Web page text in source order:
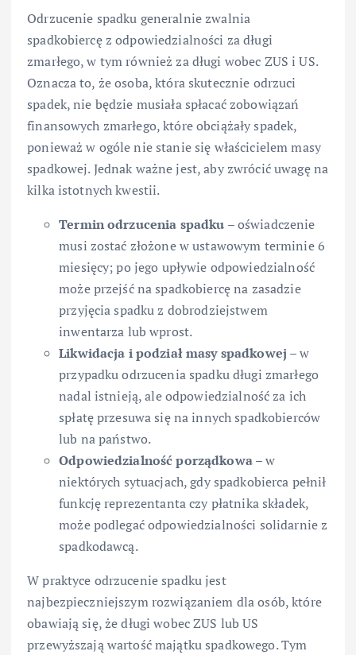
Odrzucenie spadku generalnie zwalnia
spadkobiercę z odpowiedzialności za długi
zmarłego, w tym również za długi wobec ZUS i US.
Oznacza to, że osoba, która skutecznie odrzuci
spadek, nie będzie musiała spłacać zobowiązań
finansowych zmarłego, które obciążały spadek,
ponieważ w ogóle nie stanie się właścicielem masy
spadkowej. Jednak ważne jest, aby zwrócić uwagę na
kilka istotnych kwestii.
Termin odrzucenia spadku – oświadczenie
musi zostać złożone w ustawowym terminie 6
miesięcy; po jego upływie odpowiedzialność
może przejść na spadkobiercę na zasadzie
przyjęcia spadku z dobrodziejstwem
inwentarza lub wprost.
Likwidacja i podział masy spadkowej – w
przypadku odrzucenia spadku długi zmarłego
nadal istnieją, ale odpowiedzialność za ich
spłatę przesuwa się na innych spadkobierców
lub na państwo.
Odpowiedzialność porządkowa– w
niektórych sytuacjach, gdy spadkobierca pełnił
funkcję reprezentanta czy płatnika składek,
może podlegać odpowiedzialności solidarnie z
spadkodawcą.
W praktyce odrzucenie spadku jest
najbezpieczniejszym rozwiązaniem dla osób, które
obawiają się, że długi wobec ZUS lub US
przewyższają wartość majątku spadkowego. Tym